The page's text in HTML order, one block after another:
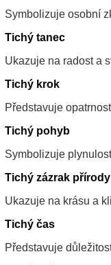
Symbolizuje osobní
Tichý tanec
Ukazuje na radost a
Tichý krok
Představuje
Tichý pohyb
Symbolizuje
Tichý zázrak přírody
Ukazuje na krásu a
Tichý čas
Představuje